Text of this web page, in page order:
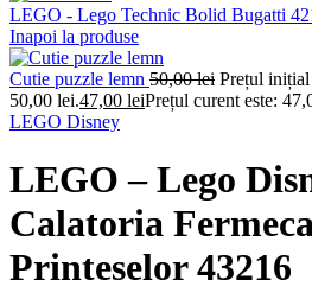
LEGO - Lego Technic Bolid Bugatti
Inapoi la produse
Cutie puzzle lemn 50,00lei Prețul inițial
50,00 lei.47,00 leiPrețul curent este:
LEGO Disney
LEGO – Lego
Calatoria
Printeselor 43216